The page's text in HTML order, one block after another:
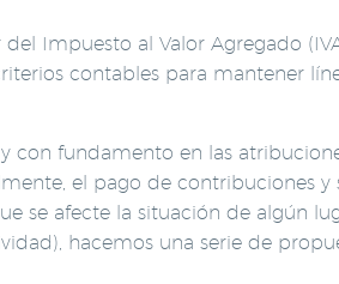
Impuesto al Valor Agregado
contables para mantener
con fundamento en las
el pago de contribuciones y
se afecte la situación de algún
hacemos una serie de